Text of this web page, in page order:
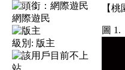
網際遊民
級別: 版主
【
圖 1.